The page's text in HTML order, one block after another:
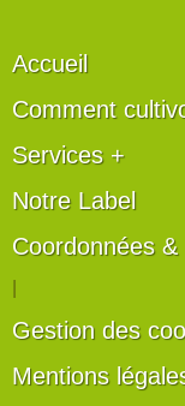
Accueil
Comment
Services +
Notre Label
Coordonnées
Gestion des
Mentions